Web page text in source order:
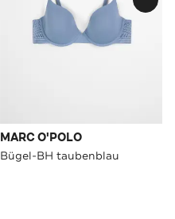
MARC O'POLO
Bügel-BH taubenblau